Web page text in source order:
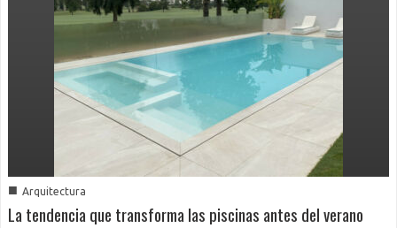
■ Arquitectura
La tendencia que transforma las piscinas antes del verano